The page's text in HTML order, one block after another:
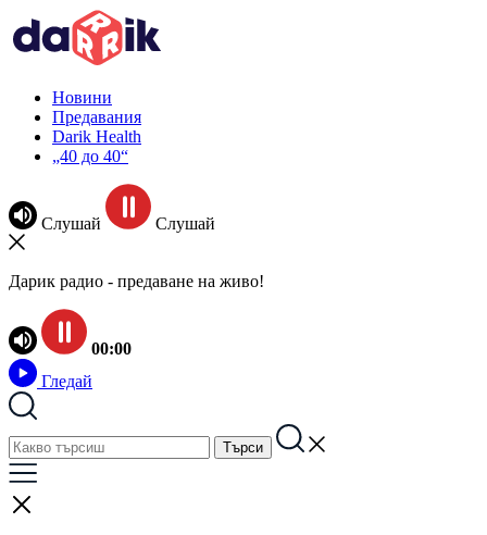
Новини
Предавания
Darik Health
„40 до 40“
Слушай Слушай
Дарик радио - предаване на живо!
00:00
Гледай